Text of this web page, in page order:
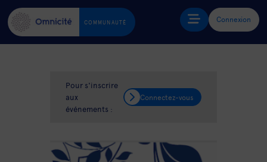
COMMUNAUTÉ Connexion
Pour s'inscrire
aux
événements :
Connectez-vous